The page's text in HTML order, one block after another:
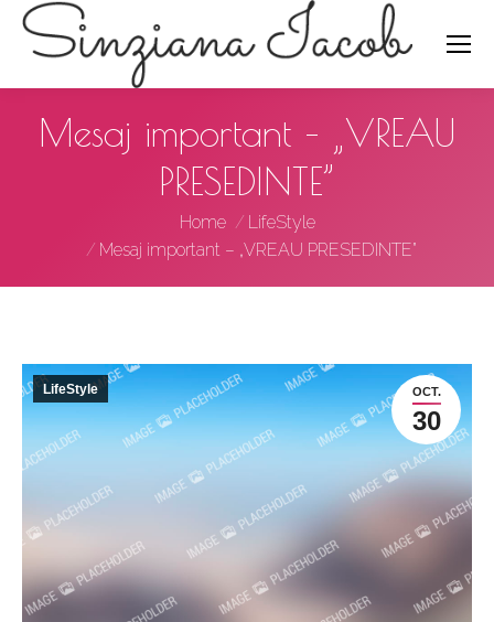
Search:
Mesaj important – „VREAU
PRESEDINTE”
Home
LifeStyle
Mesaj important – „VREAU PRESEDINTE”
OCT.
30
LifeStyle